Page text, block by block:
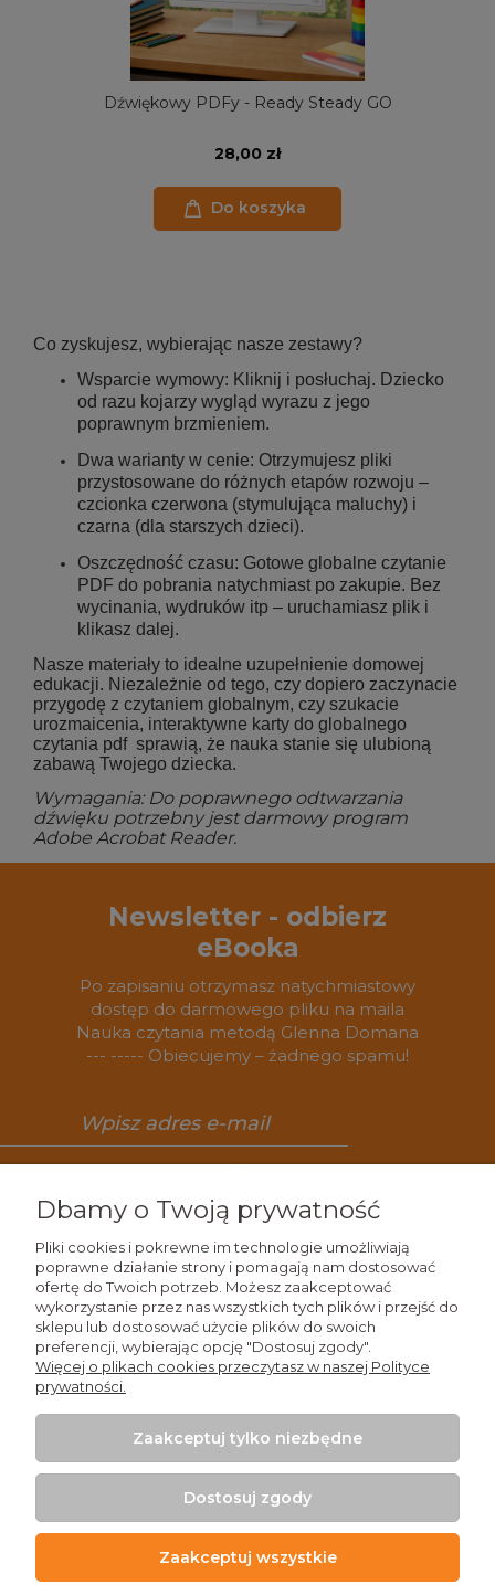
Dźwiękowy PDFy - Ready Steady GO
28,00 zł
Do koszyka
Co zyskujesz, wybierając nasze zestawy?
Wsparcie wymowy: Kliknij i posłuchaj. Dziecko
od razu kojarzy wygląd wyrazu z jego
poprawnym brzmieniem.
Dwa warianty w cenie: Otrzymujesz pliki
przystosowane do różnych etapów rozwoju –
czcionka czerwona (stymulująca maluchy) i
czarna (dla starszych dzieci).
Oszczędność czasu: Gotowe globalne czytanie
PDF do pobrania natychmiast po zakupie. Bez
wycinania, wydruków itp – uruchamiasz plik i
klikasz dalej.
Nasze materiały to idealne uzupełnienie domowej
edukacji. Niezależnie od tego, czy dopiero zaczynacie
przygodę z czytaniem globalnym, czy szukacie
urozmaicenia, interaktywne karty do globalnego
czytania pdf sprawią, że nauka stanie się ulubioną
zabawą Twojego dziecka.
Wymagania: Do poprawnego odtwarzania
dźwięku potrzebny jest darmowy program
Adobe Acrobat Reader.
Newsletter - odbierz
eBooka
Po zapisaniu otrzymasz natychmiastowy
dostęp do darmowego pliku na maila
Nauka czytania metodą Glenna Domana
--- ----- Obiecujemy – żadnego spamu!
Wiedza
Zakupy
Moje konto
+48 509 926 426
Dbamy o Twoją prywatność
Pliki cookies i pokrewne im technologie umożliwiają
poprawne działanie strony i pomagają nam dostosować
ofertę do Twoich potrzeb. Możesz zaakceptować
wykorzystanie przez nas wszystkich tych plików i przejść do
sklepu lub dostosować użycie plików do swoich
preferencji, wybierając opcję "Dostosuj zgody".
Więcej o plikach cookies przeczytasz w naszej Polityce
prywatności.
Zaakceptuj tylko niezbędne
Dostosuj zgody
Zaakceptuj wszystkie